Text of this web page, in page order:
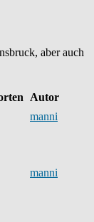
aber auch
Autor
manni
manni